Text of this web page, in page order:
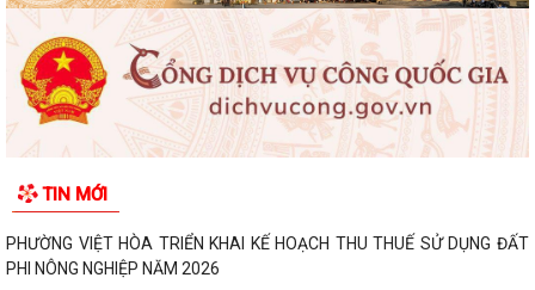
TIN MỚI
PHƯỜNG VIỆT HÒA TRIỂN KHAI KẾ HOẠCH THU THUẾ SỬ DỤNG ĐẤT
PHI NÔNG NGHIỆP NĂM 2026